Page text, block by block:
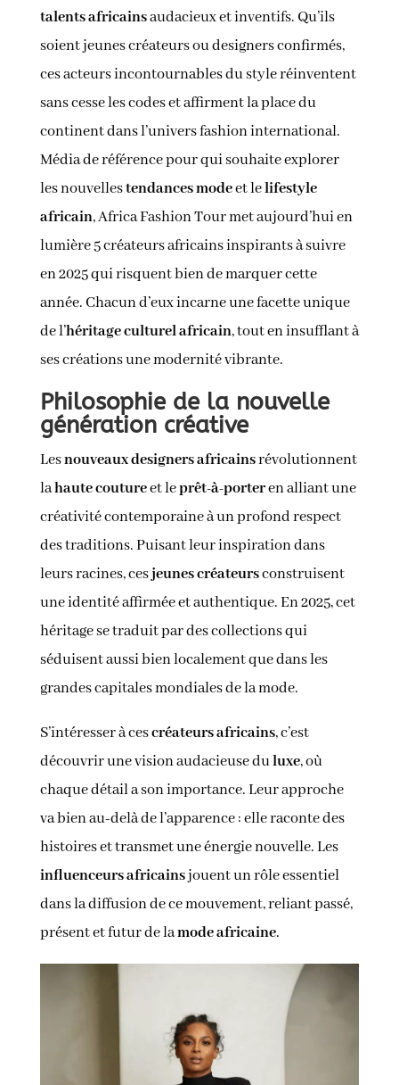
talents africainsaudacieux et inventifs. Qu’ils
soient jeunes créateurs ou designers confirmés,
ces acteurs incontournables du style réinventent
sans cesse les codes et affirment la place du
continent dans l’univers fashion international.
Média de référence pour qui souhaite explorer
les nouvellestendances modeet lelifestyle
africain, Africa Fashion Tour met aujourd’hui en
lumière 5 créateurs africains inspirants à suivre
en 2025 qui risquent bien de marquer cette
année. Chacun d’eux incarne une facette unique
de l’héritage culturel africain, tout en insufflant à
ses créations une modernité vibrante.
Philosophie de la nouvelle
génération créative
Lesnouveaux designers africainsrévolutionnent
lahaute coutureet leprêt-à-porteren alliant une
créativité contemporaine à un profond respect
des traditions. Puisant leur inspiration dans
leurs racines, cesjeunes créateursconstruisent
une identité affirmée et authentique. En 2025, cet
héritage se traduit par des collections qui
séduisent aussi bien localement que dans les
grandes capitales mondiales de la mode.
S’intéresser à cescréateurs africains, c’est
découvrir une vision audacieuse duluxe, où
chaque détail a son importance. Leur approche
va bien au-delà de l’apparence : elle raconte des
histoires et transmet une énergie nouvelle. Les
influenceurs africainsjouent un rôle essentiel
dans la diffusion de ce mouvement, reliant passé,
présent et futur de lamode africaine.